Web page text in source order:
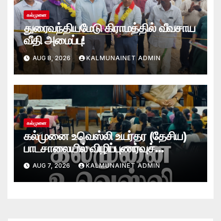
கல்முனை
துரைவந்தியமேடு கிராமத்தில் வீவசாய
வீதி அமைப்பு!
AUG 8, 2026 KALMUNAINET ADMIN
கல்முனை
கல்முனை உவெஸ்லி உயர்தர (தேசிய)
பாடசாலையில் விழிப்புணர்வுச்
செயலமர்வு
AUG 7, 2026 KALMUNAINET ADMIN